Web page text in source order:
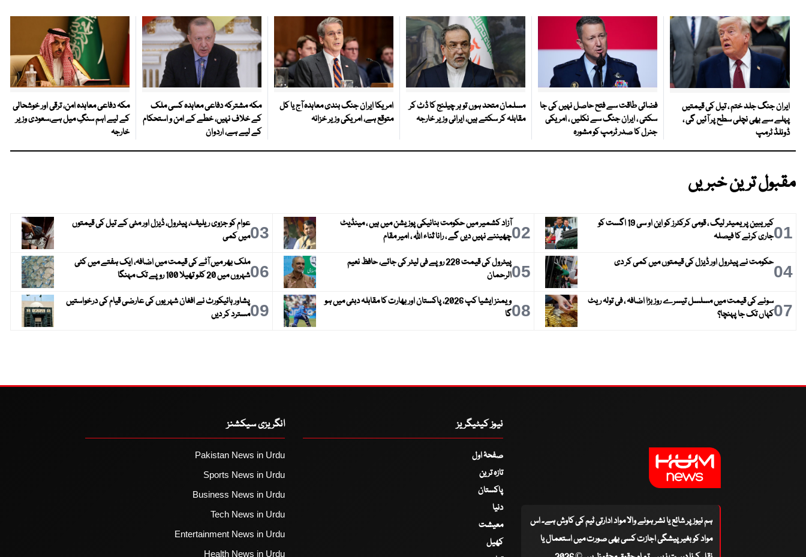
ایران جنگ جلد ختم ، تیل کی قیمتیں
پہلے سے بھی نچلی سطح پر آئیں گی ،
ڈونلڈ ٹرمپ
فضائی طاقت سے فتح حاصل نہیں کی جا
سکتی ، ایران جنگ سے نکلیں ، امریکی
جنرل کا صدر ٹرمپ کو مشورہ
مسلمان متحد ہوں تو ہر چیلنج کا ڈٹ کر
مقابلہ کر سکتے ہیں، ایرانی وزیر خارجہ
امریکا ایران جنگ بندی معاہدہ آج یا کل
متوقع ہے، امریکی وزیر خزانہ
مکہ مشترکہ دفاعی معاہدہ کسی ملک
کے خلاف نہیں، خطے کے امن و استحکام
کے لیے ہے، اردوان
مکہ دفاعی معاہدہ امن، ترقی اور خوشحالی
کے لیے اہم سنگِ میل ہے،سعودی وزیر
خارجہ
مقبول ترین خبریں
01
کیریبین پریمیئر لیگ ، قومی کرکٹرز کو این او سی 19 اگست کو
جاری کرنے کا فیصلہ
02آزاد کشمیر میں حکومت بنانیکی پوزیشن میں ہیں ، مینڈیٹ
چھیننے نہیں دیں گے ، رانا ثناء اللہ ، امیر مقام
03عوام کو جزوی ریلیف، پیٹرول، ڈیزل اور مٹی کے تیل کی قیمتوں
میں کمی
04حکومت نے پیٹرول اور ڈیزل کی قیمتوں میں کمی کر دی 05
پیٹرول کی قیمت 228 روپے فی لیٹر کی جائے، حافظ نعیم
الرحمان
06ملک بھر میں آٹے کی قیمت میں اضافہ، ایک ہفتے میں کئی
شہروں میں 20 کلو تھیلا 100 روپے تک مہنگا
07سونے کی قیمت میں مسلسل تیسرے روز بڑا اضافہ ، فی تولہ ریٹ
کہاں تک جا پہنچا؟
08
ویمنز ایشیا کپ 2026، پاکستان اور بھارت کا مقابلہ دبئی میں ہو
گا
09پشاور ہائیکورٹ نے افغان شہریوں کی عارضی قیام کی درخواستیں
مسترد کر دیں
ہم نیوز پر شائع یا نشر ہونے والا مواد ادارتی ٹیم کی کاوش ہے۔ اس
مواد کو بغیر پیشگی اجازت کسی بھی صورت میں استعمال یا
نیوز کیٹیگریز
صفحۂ اول
تازہ ترین
پاکستان
دنیا
معیشت
کھیل
انگریزی سیکشنز
Pakistan News in Urdu
Sports News in Urdu
Business News in Urdu
Tech News in Urdu
Entertainment News in Urdu
Health News in Urdu